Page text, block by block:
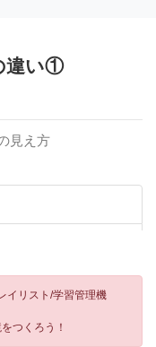
違い①
見え方
イリスト/学習管理機
つくろう！